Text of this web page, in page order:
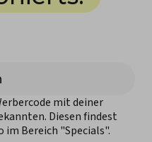
mit deiner
Diesen findest
Bereich "Specials".